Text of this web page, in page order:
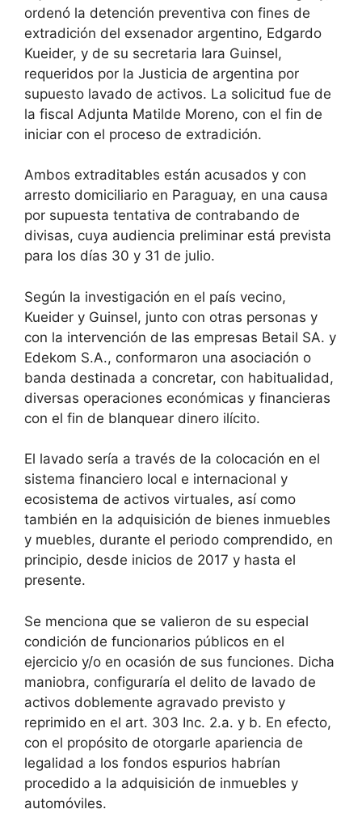
ordenó la detención preventiva con fines de
extradición del exsenador argentino, Edgardo
Kueider, y de su secretaria Iara Guinsel,
requeridos por la Justicia de argentina por
supuesto lavado de activos. La solicitud fue de
la fiscal Adjunta Matilde Moreno, con el fin de
iniciar con el proceso de extradición.
Ambos extraditables están acusados y con
arresto domiciliario en Paraguay, en una causa
por supuesta tentativa de contrabando de
divisas, cuya audiencia preliminar está prevista
para los días 30 y 31 de julio.
Según la investigación en el país vecino,
Kueider y Guinsel, junto con otras personas y
con la intervención de las empresas Betail SA. y
Edekom S.A., conformaron una asociación o
banda destinada a concretar, con habitualidad,
diversas operaciones económicas y financieras
con el fin de blanquear dinero ilícito.
El lavado sería a través de la colocación en el
sistema financiero local e internacional y
ecosistema de activos virtuales, así como
también en la adquisición de bienes inmuebles
y muebles, durante el periodo comprendido, en
principio, desde inicios de 2017 y hasta el
presente.
Se menciona que se valieron de su especial
condición de funcionarios públicos en el
ejercicio y/o en ocasión de sus funciones. Dicha
maniobra, configuraría el delito de lavado de
activos doblemente agravado previsto y
reprimido en el art. 303 Inc. 2.a. y b. En efecto,
con el propósito de otorgarle apariencia de
legalidad a los fondos espurios habrían
procedido a la adquisición de inmuebles y
automóviles.